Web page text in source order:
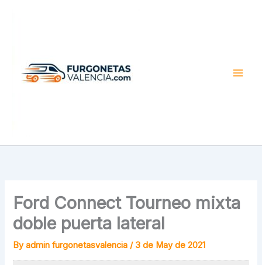
Ford Connect Tourneo mixta
doble puerta lateral
Byadmin furgonetasvalencia / 3 de May de 2021